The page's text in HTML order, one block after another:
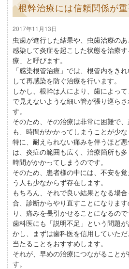
根幹治療には信頼関係が
2017年11月13日
虫歯が進行した結果や、虫歯治療の
感染して炎症を起こした状態を治療
療」と呼びます。
「感染根管治療」では、根管内をき
して再感染を防ぐ治療を行います。
しかし、根幹は人により、歯によっ
で見えないような細い管が張り巡ら
す。
そのため、その治療は非常に困難で
も、時間がかかってしまうことが少な
特に、耐えられない痛みを伴うほど
は、炎症の範囲も広く、治療箇所も
時間がかかってしまうのです。
そのため、患者様の中には、不安を
う人も少なからず存在します。
もちろん、それで良い結果となる場
合、診断からやり直すことになりま
り、痛みを長引かせることになるので
歯科医にも「説明不足」という問題
かし、まずは歯科医を信用していた
当たることをおすすめします。
それが、早めの治療につながること
す。